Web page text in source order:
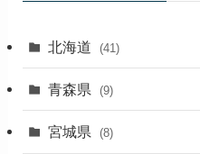
北海道 (41)
(27)
(2)
青森県 (9)
宮城県 (8)